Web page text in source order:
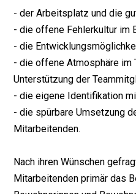
- der Arbeitsplatz und die
- die offene Fehlerkultur im
- die
- die offene Atmosphäre im
Unterstützung der
- die eigene Identifikation
- die spürbare Umsetzung
Mitarbeitenden.
Nach ihren Wünschen
Mitarbeitenden primär das